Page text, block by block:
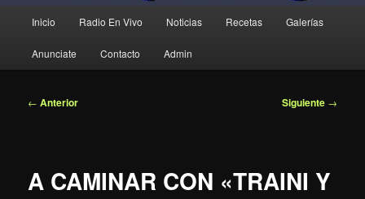
principal
Inicio Radio En Vivo Noticias Recetas Galerías
Anunciate Contacto Admin
Navegación
← Anterior Siguiente →
A CAMINAR CON «TRAINI Y